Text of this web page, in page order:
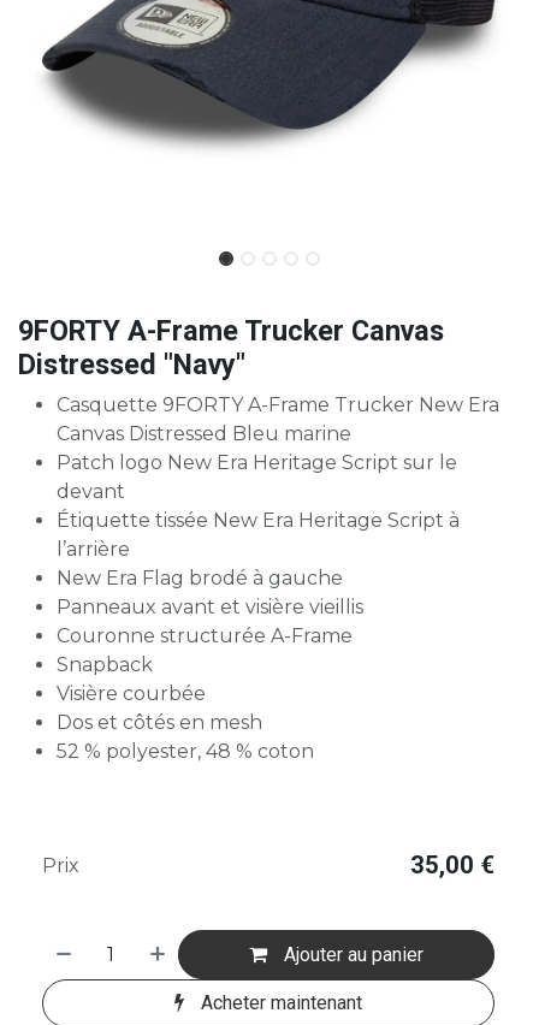
9FORTY A-Frame Trucker Canvas
Distressed "Navy"
Casquette 9FORTY A-Frame Trucker New Era
Canvas Distressed Bleu marine
Patch logo New Era Heritage Script sur le
devant
Étiquette tissée New Era Heritage Script à
l’arrière
New Era Flag brodé à gauche
Panneaux avant et visière vieillis
Couronne structurée A-Frame
Snapback
Visière courbée
Dos et côtés en mesh
52 % polyester, 48 % coton
Ajouter au panier
Acheter maintenant
Prix 35,00 €